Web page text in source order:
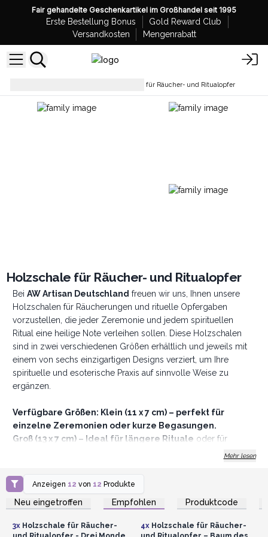
Fair gehandelte Geschenkartikel im Großhandel seit 1995
Erste Bestellung Bonus
Gold Reward Club
Versandkosten
Mengenrabatt
Holzschale für Räucher- und Ritualopfer
Holzschale für Räucher- und Ritualopfer
Bei AW Artisan Deutschland freuen wir uns, Ihnen unsere
Holzschalen für Räucherungen und rituelle Opfergaben
vorzustellen, die jeder Zeremonie und jedem spirituellen
Ritual eine heilige Note verleihen sollen. Diese Holzschalen
sind in zwei verschiedenen Größen erhältlich und jeweils mit
einem von sechs einzigartigen Designs verziert, um Ihre
spirituelle und esoterische Praxis auf sinnvolle Weise zu
ergänzen.
Verfügbare Größen: Klein (11 x 7 cm) – perfekt für
einzelne Zeremonien oder kurze Begasungen.
Groß (13 x 7 cm) – Ideal für längere Rituale oder für
Verfügbare Muster:
Vier Elemente – Dieses Muster stellt Erde, Luft, Feuer und
Wasser dar und ist ideal, um die Energien in Ihren Ritualen
Buddha– Ein Symbol für Weisheit und spirituelles Erwachen
Mehr lesen
Anzeigen 12 von 12 Produkte
Neu eingetroffen Empfohlen Produktcode
Anmelden oder
Registrieren für
Großhandelspreise
3xHolzschale für Räucher-
Registrieren für
Großhandelspreise
4xHolzschale für Räucher-